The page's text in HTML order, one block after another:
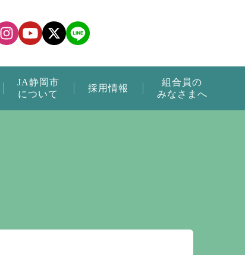
JA静岡市
について
採用情報
組合員の
みなさまへ